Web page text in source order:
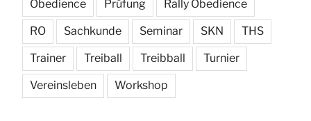
Obedience Prüfung Rally Obedience
RO Sachkunde Seminar SKN THS
Trainer Treiball Treibball Turnier
Vereinsleben Workshop